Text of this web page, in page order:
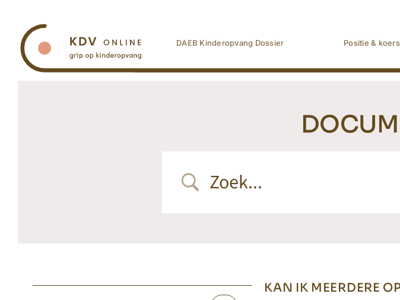
inhoud
DAEB Kinderopvang Dossier Positie & koers
KAN IK MEERDERE